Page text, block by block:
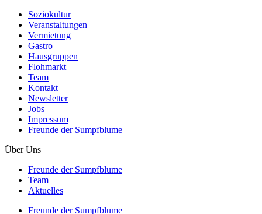
Soziokultur
Veranstaltungen
Vermietung
Gastro
Hausgruppen
Flohmarkt
Team
Kontakt
Newsletter
Jobs
Impressum
Freunde der Sumpfblume
Über Uns
Freunde der Sumpfblume
Team
Aktuelles
Freunde der Sumpfblume